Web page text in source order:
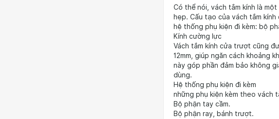
Có thể nói, vách tắm kính là
hẹp. Cấu tạo của vách tắm
hệ thống phụ kiện đi kèm: bộ
Kính cường lực
Vách tắm kính cửa trượt cũng
12mm, giúp ngăn cách khoảng
này góp phần đảm bảo không
dùng.
Hệ thống phụ kiện đi kèm
những phụ kiện kèm theo vách
Bộ phận tay cầm.
Bộ phận ray, bánh trượt.